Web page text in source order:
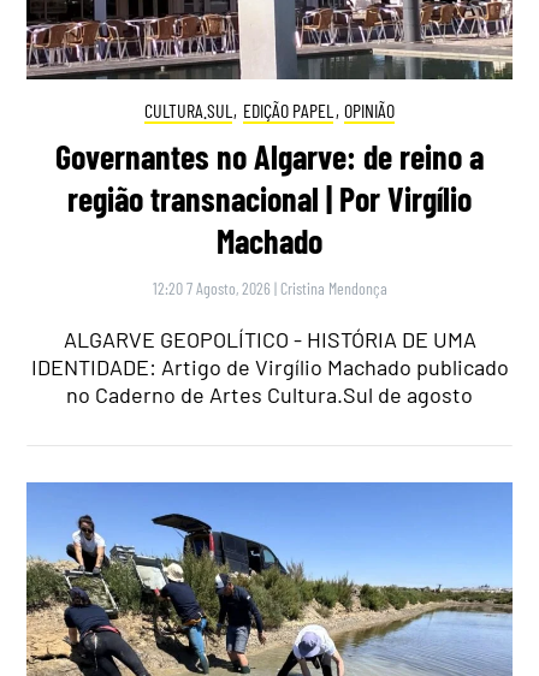
CULTURA.SUL , EDIÇÃO PAPEL , OPINIÃO
Governantes no Algarve: de reino a
região transnacional | Por Virgílio
Machado
12:20 7 Agosto, 2026 | Cristina Mendonça
ALGARVE GEOPOLÍTICO - HISTÓRIA DE UMA
IDENTIDADE: Artigo de Virgílio Machado publicado
no Caderno de Artes Cultura.Sul de agosto